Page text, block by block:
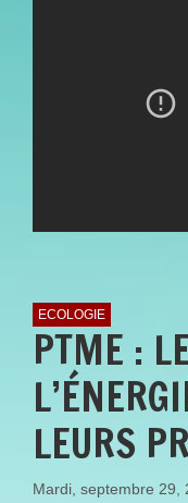
| LE
ECOLOGIE
PTME :
LEURS
Mardi, septembre 29,